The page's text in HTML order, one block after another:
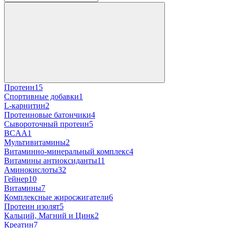
Протеин15
Спортивные добавки1
L-карнитин2
Протеиновые батончики4
Сывороточный протеин5
BCAA1
Мультивитамины2
Витаминно-минеральный комплекс4
Витамины антиоксиданты11
Аминокислоты32
Гейнер10
Витамины7
Комплексные жиросжигатели6
Протеин изолят5
Кальций, Магний и Цинк2
Креатин7